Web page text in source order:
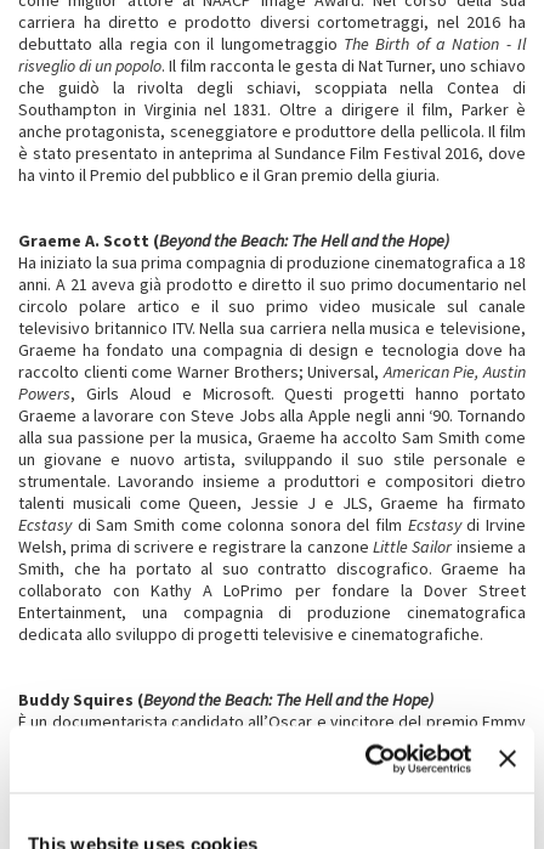
This website uses cookies
carriera ha diretto e prodotto diversi cortometraggi, nel 2016 ha
debuttato alla regia con il lungometraggio The Birth of a Nation - Il
risveglio di un popolo. Il film racconta le gesta di Nat Turner, uno schiavo
che guidò la rivolta degli schiavi, scoppiata nella Contea di
Southampton in Virginia nel 1831. Oltre a dirigere il film, Parker è
anche protagonista, sceneggiatore e produttore della pellicola. Il film
è stato presentato in anteprima al Sundance Film Festival 2016, dove
ha vinto il Premio del pubblico e il Gran premio della giuria.
Graeme A. Scott (Beyond the Beach: The Hell and the Hope)
Ha iniziato la sua prima compagnia di produzione cinematografica a 18
anni. A 21 aveva già prodotto e diretto il suo primo documentario nel
circolo polare artico e il suo primo video musicale sul canale
televisivo britannico ITV. Nella sua carriera nella musica e televisione,
Graeme ha fondato una compagnia di design e tecnologia dove ha
raccolto clienti come Warner Brothers; Universal,American Pie, Austin
Powers, Girls Aloud e Microsoft. Questi progetti hanno portato
Graeme a lavorare con Steve Jobs alla Apple negli anni ‘90. Tornando
alla sua passione per la musica, Graeme ha accolto Sam Smith come
un giovane e nuovo artista, sviluppando il suo stile personale e
strumentale. Lavorando insieme a produttori e compositori dietro
talenti musicali come Queen, Jessie J e JLS, Graeme ha firmato
Ecstasydi Sam Smith come colonna sonora del film Ecstasydi Irvine
Welsh, prima di scrivere e registrare la canzone Little Sailorinsieme a
Smith, che ha portato al suo contratto discografico. Graeme ha
collaborato con Kathy A LoPrimo per fondare la Dover Street
Entertainment, una compagnia di produzione cinematografica
dedicata allo sviluppo di progetti televisive e cinematografiche.
Buddy Squires (Beyond the Beach: The Hell and the Hope)
È un documentarista candidato all’Oscar e vincitore del premio Emmy
per il suo lavoro da direttore della fotografia. I suoi riconoscimenti
includono sei film candidati all’Oscar e un film vincitore, e ventidue